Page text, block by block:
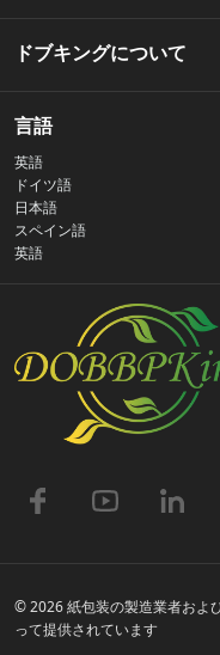
ドブキングについて
私たちの物語
プライバシーポリシー
お問い合わせ
言語
英語
ドイツ語
日本語
スペイン語
英語
© 2026 紙包装の製造業者およ
って提供されています